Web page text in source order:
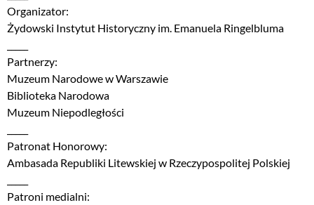
Organizator:
Żydowski Instytut Historyczny im. Emanuela Ringelbluma
Partnerzy:
Muzeum Narodowe w Warszawie
Biblioteka Narodowa
Muzeum Niepodległości
Patronat Honorowy:
Ambasada Republiki Litewskiej w Rzeczypospolitej Polskiej
Patroni medialni: